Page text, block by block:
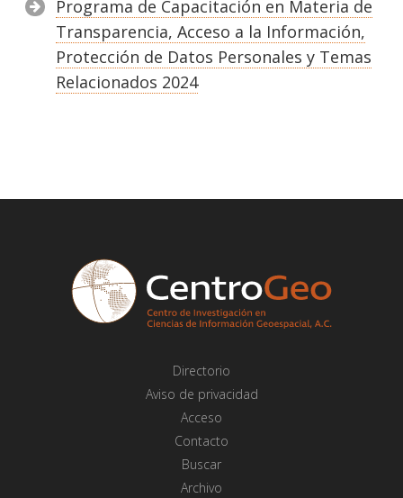
Programa de Capacitación en Materia de
Transparencia, Acceso a la Información,
Protección de Datos Personales y Temas
Relacionados 2024
Directorio
Aviso de privacidad
Acceso
Contacto
Buscar
Archivo